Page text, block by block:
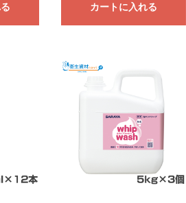
カートに入れる